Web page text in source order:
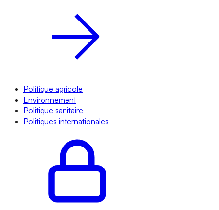
Politique agricole
Environnement
Politique sanitaire
Politiques internationales